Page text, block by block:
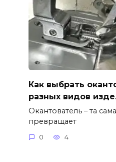
Как выбрать
разных видов
Окантователь – та
превращает
0 4